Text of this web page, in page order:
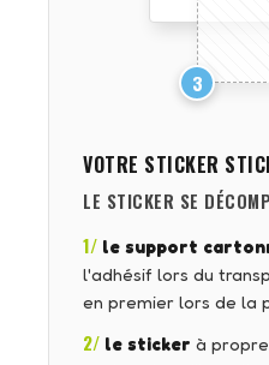
3
VOTRE STICKER
LE STICKER SE
1/ le support
l'adhésif lors du
en premier lors de la
2/ le sticker à